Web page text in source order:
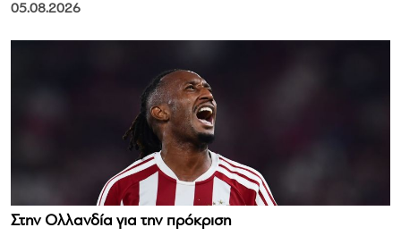
05.08.2026
Στην Ολλανδία για την πρόκριση